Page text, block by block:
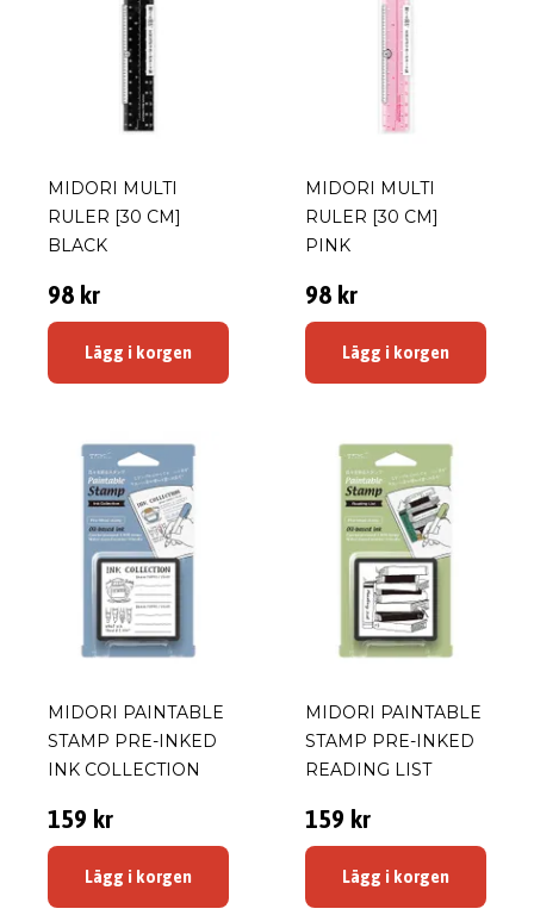
MIDORI MULTI
RULER [30 CM]
BLACK
98 kr
Lägg i korgen
MIDORI MULTI
RULER [30 CM]
PINK
98 kr
Lägg i korgen
MIDORI PAINTABLE
STAMP PRE-INKED
INK COLLECTION
159 kr
Lägg i korgen
MIDORI PAINTABLE
STAMP PRE-INKED
READING LIST
159 kr
Lägg i korgen